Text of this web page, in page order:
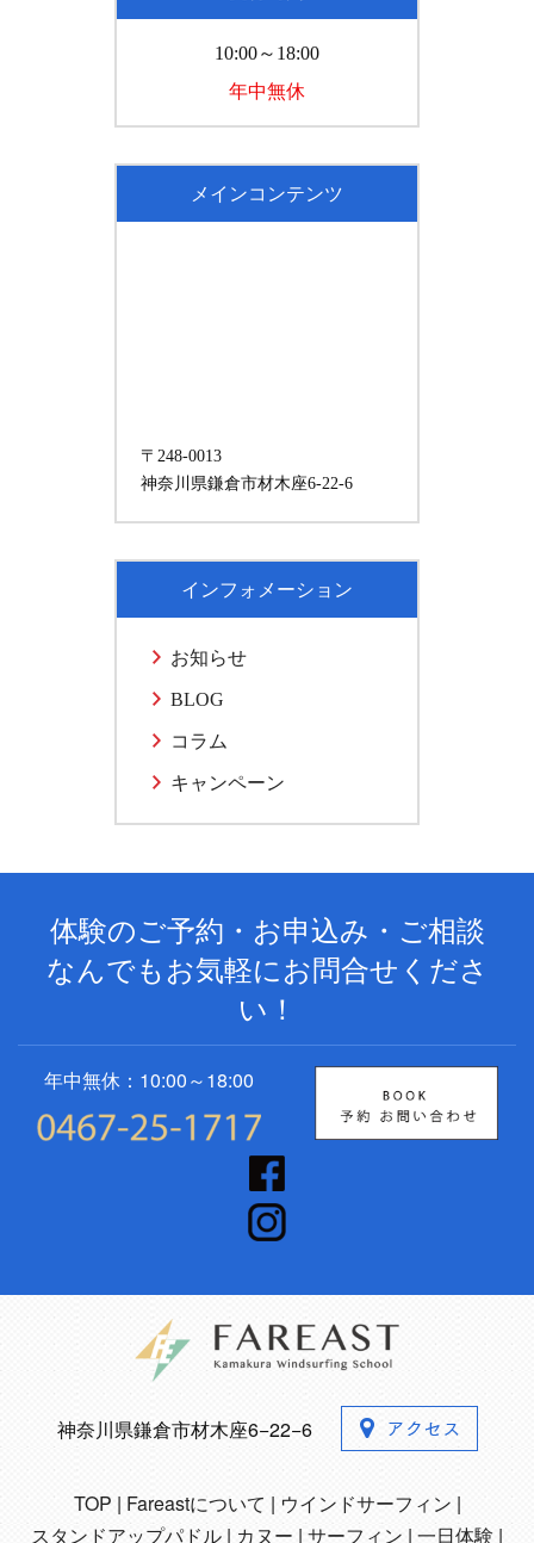
10:00～18:00
年中無休
メインコンテンツ
〒248-0013
神奈川県鎌倉市材木座6-22-6
インフォメーション
お知らせ
BLOG
コラム
キャンペーン
体験のご予約・お申込み・ご相談
なんでもお気軽にお問合せくださ
い！
年中無休：10:00～18:00
神奈川県鎌倉市材木座6−22−6
TOP Fareastについて
ウインドサーフィン
スタンドアップパドル
カヌー サーフィン 一日体験